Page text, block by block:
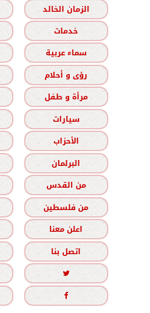
الزمان الخالد
خدمات
سماء عربية
رؤى و أحلام
مرأة و طفل
سيارات
الأحزاب
البرلمان
من القدس
من فلسطين
اعلن معنا
اتصل بنا

